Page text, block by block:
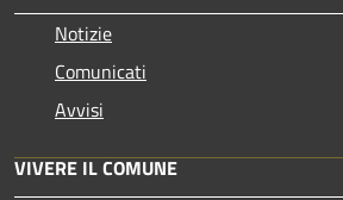
Notizie
Comunicati
Avvisi
VIVERE IL COMUNE